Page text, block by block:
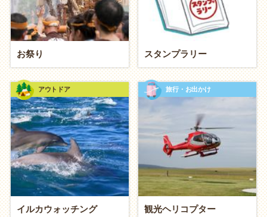
公園にシートを敷いて寝転がる「ピクニック」
動物に触れ合って癒やされる「 猫カフェ・動物園
めぐり
将来のために、二人の生活を豊かにしたい
節約も兼ねて美味しく食べる「自炊・作り置き」
お互いの健康管理をする「 ウォーキング」
将来の家について語りながら「インテリアショッ
プ巡り」
お祭り スタンプラリー
アウトドア
イルカウォッチング
旅行・お出かけ
観光ヘリコプター